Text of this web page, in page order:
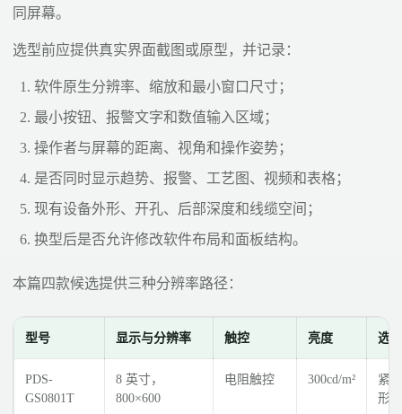
同屏幕。
选型前应提供真实界面截图或原型，并记录：
软件原生分辨率、缩放和最小窗口尺寸；
最小按钮、报警文字和数值输入区域；
操作者与屏幕的距离、视角和操作姿势；
是否同时显示趋势、报警、工艺图、视频和表格；
现有设备外形、开孔、后部深度和线缆空间；
换型后是否允许修改软件布局和面板结构。
本篇四款候选提供三种分辨率路径：
型号 显示与分辨率 触控 亮度 选
PDS-
GS0801T
8 英寸，
800×600
电阻触控 300cd/m²
紧
形